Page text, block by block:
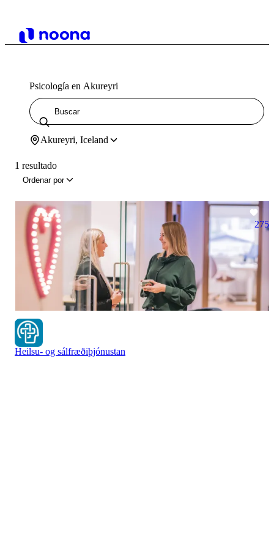
Psicología en Akureyri
Akureyri, Iceland
1 resultado
Ordenar por
275
Heilsu- og sálfræðiþjónustan